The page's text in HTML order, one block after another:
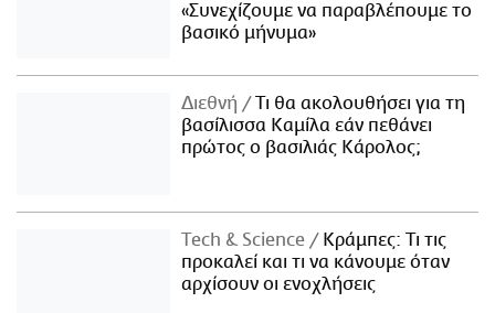
«Συνεχίζουμε να παραβλέπουμε το
βασικό μήνυμα»
Διεθνή
Τι θα ακολουθήσει για τη
βασίλισσα Καμίλα εάν πεθάνει
πρώτος ο βασιλιάς Κάρολος;
Τech & Science
Κράμπες: Τι τις
προκαλεί και τι να κάνουμε όταν
αρχίσουν οι ενοχλήσεις